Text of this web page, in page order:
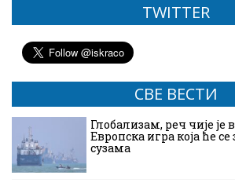
TWITTER
СВЕ ВЕСТИ
Глобализам, реч чије
Европска игра која ће
сузама